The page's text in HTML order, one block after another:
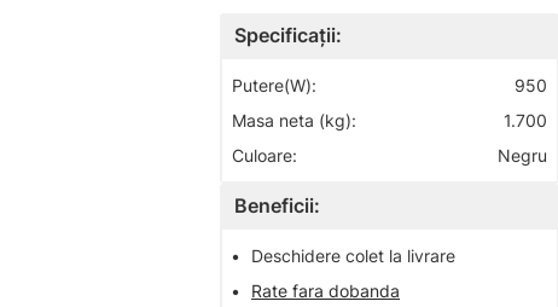
Specificații:
Putere(W):
950
Masa neta (kg):
1.700
Culoare:
Negru
Beneficii:
•
Deschidere colet la livrare
•
Rate fara dobanda